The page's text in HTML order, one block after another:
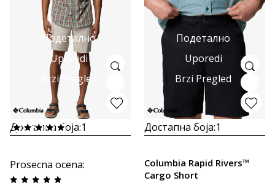
Подетално
Uporedi
Brzi Pregled
Достапна боја:1
Prosecna ocena:
Подетално
Uporedi
Brzi Pregled
Достапна боја:1
Columbia Rapid Rivers™
Cargo Short